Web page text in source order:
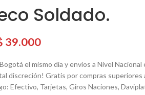
Soldado.
39.000
el mismo día y envíos a Nivel Nacional
discreción! Gratis por compras superiores
Efectivo, Tarjetas, Giros Naciones,